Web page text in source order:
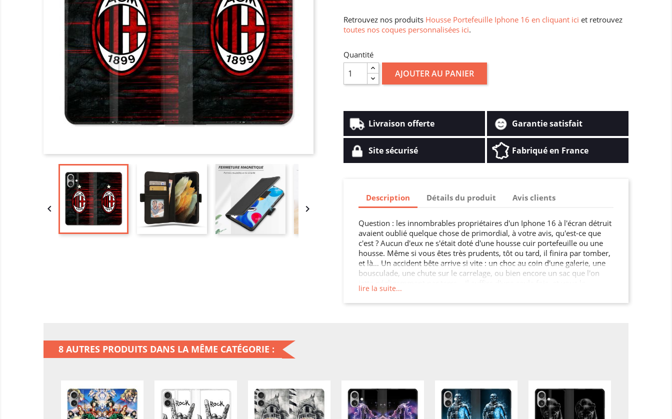
 
Retrouvez nos produits Housse Portefeuille Iphone 16 en cliquant ici et retrouvez
toutes nos coques personnalisées ici.
Quantité
AJOUTER AU PANIER
Livraison offerte Garantie satisfait
Site sécurisé Fabriqué en France
Description Détails du produit Avis clients
Question : les innombrables propriétaires d'un Iphone 16 à l'écran détruit
avaient oublié quelque chose de primordial, à votre avis, qu'est-ce que
c'est ? Aucun d'eux ne s'était doté d'une housse cuir portefeuille ou une
housse. Même si vous êtes très prudents, tôt ou tard, il finira par tomber,
et là… Un accident bête arrive si vite : un choc au coin d'une galerie, une
bousculade, une chute sur le carrelage, ou bien encore un sac que l'on
regretterez amèrement ! Malheureusement, la résistance d'un
smartphone n'est pas toujours proportionnelle à son prix d'achat…
lire la suite...
8 AUTRES PRODUITS DANS LA MÊME CATÉGORIE :